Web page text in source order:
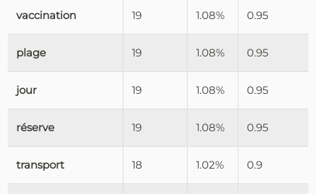
vaccination 19 1.08% 0.95
plage 19 1.08% 0.95
jour 19 1.08% 0.95
réserve 19 1.08% 0.95
transport 18 1.02% 0.9